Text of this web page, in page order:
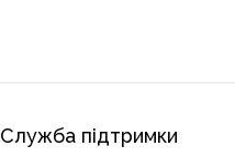
Служба підтримки